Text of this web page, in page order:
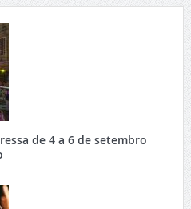
de 4 a 6 de setembro